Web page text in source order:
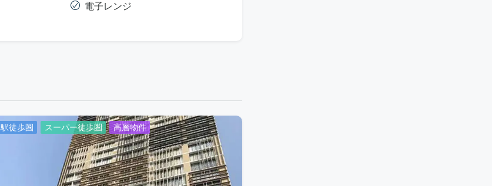
電子レンジ
駅徒歩圏 スーパー徒歩圏 高層物件